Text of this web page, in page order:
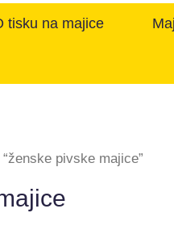
tisku na majice
pivske majice”